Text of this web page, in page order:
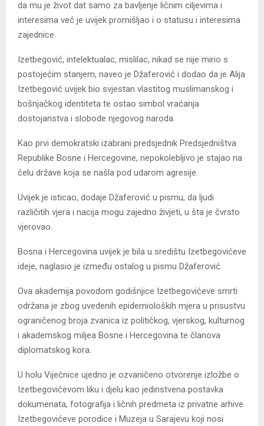
da mu je život dat samo za bavljenje ličnim ciljevima i
interesima već je uvijek promišljao i o statusu i interesima
zajednice.
Izetbegović, intelektualac, mislilac, nikad se nije mirio s
postojećim stanjem, naveo je Džaferović i dodao da je Alija
Izetbegović uvijek bio svjestan vlastitog muslimanskog i
bošnjačkog identiteta te ostao simbol vraćanja
dostojanstva i slobode njegovog naroda.
Kao prvi demokratski izabrani predsjednik Predsjedništva
Republike Bosne i Hercegovine, nepokolebljivo je stajao na
čelu države koja se našla pod udarom agresije.
Uvijek je isticao, dodaje Džaferović u pismu, da ljudi
različitih vjera i nacija mogu zajedno živjeti, u šta je čvrsto
vjerovao.
Bosna i Hercegovina uvijek je bila u središtu Izetbegovićeve
ideje, naglasio je između ostalog u pismu Džaferović.
Ova akademija povodom godišnjice Izetbegovićeve smrti
održana je zbog uvedenih epidemioloških mjera u prisustvu
ograničenog broja zvanica iz političkog, vjerskog, kulturnog
i akademskog miljea Bosne i Hercegovina te članova
diplomatskog kora.
U holu Vijećnice ujedno je ozvaničeno otvorenje izložbe o
Izetbegovićevom liku i djelu kao jedinstvena postavka
dokumenata, fotografija i ličnih predmeta iz privatne arhive
Izetbegovićeve porodice i Muzeja u Sarajevu koji nosi